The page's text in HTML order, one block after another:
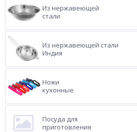
Из нержавеющей
стали
Из нержавеющей стали
Индия
Ножи
кухонные
Посуда для
приготовления